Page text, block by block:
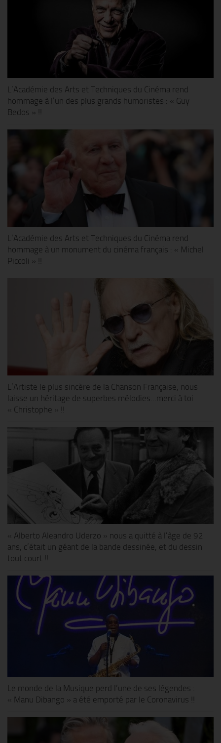
L’Académie des Arts et Techniques du Cinéma rend
hommage à l’un des plus grands humoristes : « Guy
Bedos » !!
L’Académie des Arts et Techniques du Cinéma rend
hommage à un monument du cinéma français : « Michel
Piccoli » !!
L’Artiste le plus sincère de la Chanson Française, nous
laisse un héritage de superbes mélodies…merci à toi
« Christophe » !!
« Alberto Aleandro Uderzo » nous a quitté à l’âge de 92
ans, c’était un géant de la bande dessinée, et du dessin
tout court !!
Le monde de la Musique perd l’une de ses légendes :
« Manu Dibango » a été emporté par le Coronavirus !!